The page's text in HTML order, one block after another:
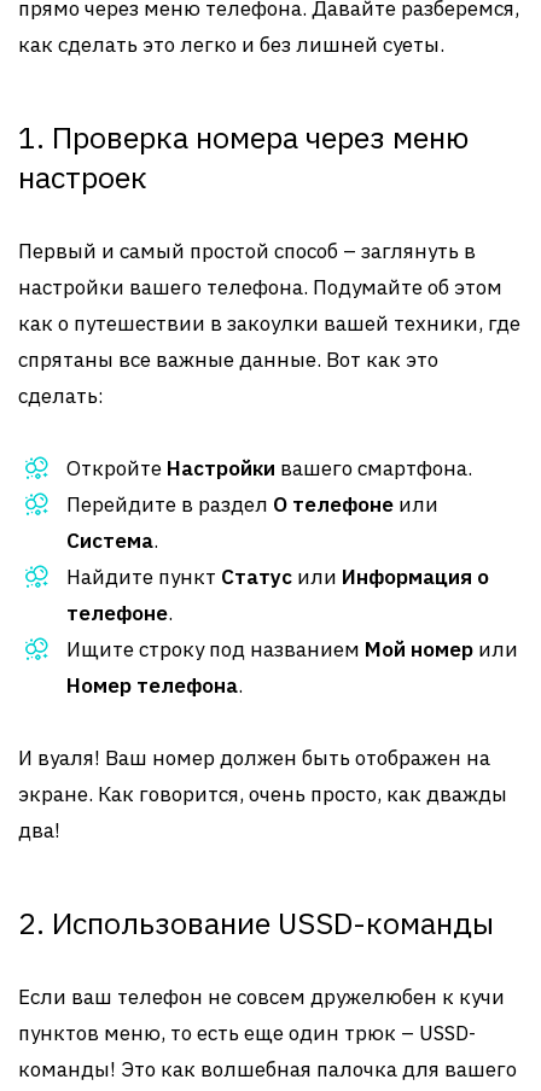
прямо через меню телефона. Давайте разберемся,
как сделать это легко и без лишней суеты.
1. Проверка номера через меню
настроек
Первый и самый простой способ – заглянуть в
настройки вашего телефона. Подумайте об этом
как о путешествии в закоулки вашей техники, где
спрятаны все важные данные. Вот как это
сделать:
Откройте Настройки вашего смартфона.
Перейдите в раздел О телефоне или
Система.
Найдите пункт Статус или Информация о
телефоне.
Ищите строку под названием Мой номер или
Номер телефона.
И вуаля! Ваш номер должен быть отображен на
экране. Как говорится, очень просто, как дважды
два!
2. Использование USSD-команды
Если ваш телефон не совсем дружелюбен к кучи
пунктов меню, то есть еще один трюк – USSD-
команды! Это как волшебная палочка для вашего